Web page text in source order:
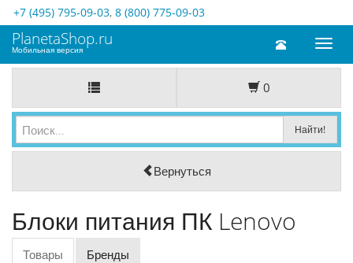
+7 (495) 795-09-03, 8 (800) 775-09-03
Toggle
PlanetaShop.ru
Мобильная версия
0
Вернуться
Блоки питания ПК Lenovo
Товары Бренды